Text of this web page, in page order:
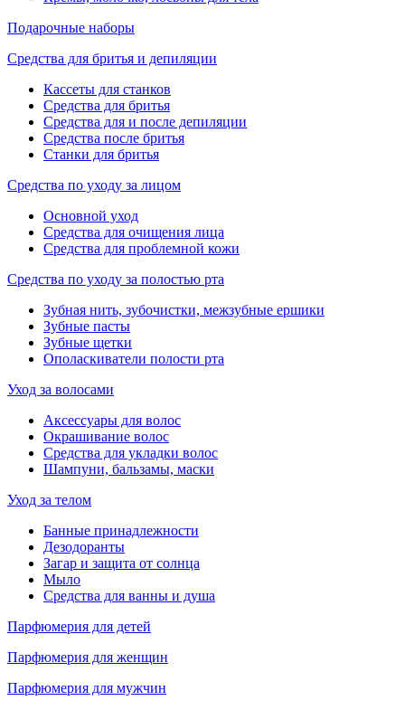
Подарочные наборы
Средства для бритья и депиляции
Кассеты для станков
Средства для бритья
Средства для и после депиляции
Средства после бритья
Станки для бритья
Средства по уходу за лицом
Основной уход
Средства для очищения лица
Средства для проблемной кожи
Средства по уходу за полостью рта
Зубная нить, зубочистки, межзубные ершики
Зубные пасты
Зубные щетки
Ополаскиватели полости рта
Уход за волосами
Аксессуары для волос
Окрашивание волос
Средства для укладки волос
Шампуни, бальзамы, маски
Уход за телом
Банные принадлежности
Дезодоранты
Загар и защита от солнца
Мыло
Средства для ванны и душа
Парфюмерия для детей
Парфюмерия для женщин
Парфюмерия для мужчин